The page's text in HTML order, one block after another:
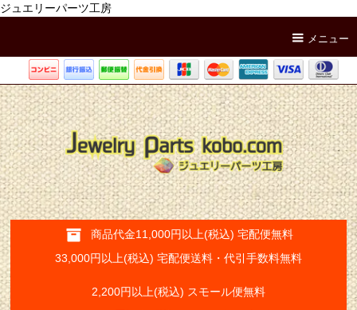
ジュエリーパーツ工房
メニュー
商品代金11,000円以上(税込) 宅配便無料
33,000円以上(税込) 宅配便送料・代引手数料無料
2,200円以上(税込) スモール便無料